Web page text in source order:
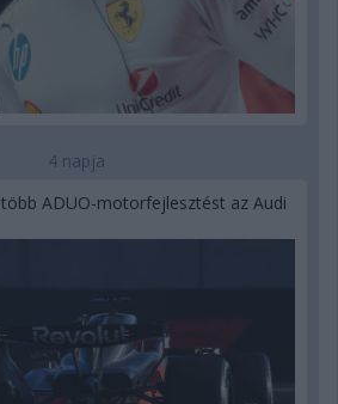
4 napja
ADUO-motorfejlesztést az Audi